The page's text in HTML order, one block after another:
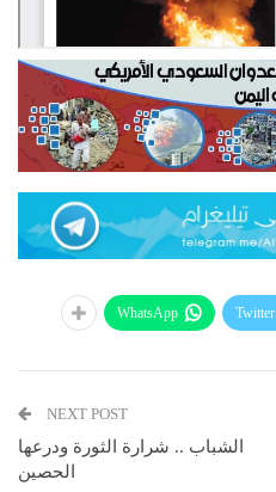
Twitter
WhatsApp
NEXT POST
الشباب .. شرارة الثورة ودرعها
الحصين